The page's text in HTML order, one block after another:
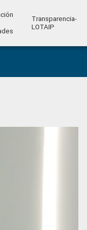
Transparencia-
LOTAIP